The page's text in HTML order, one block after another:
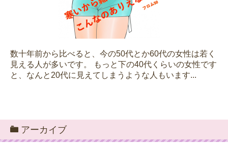
数十年前から比べると、今の50代とか60代の女性は若く
見える人が多いです。 もっと下の40代くらいの女性です
と、なんと20代に見えてしまうような人もいます...
アーカイブ